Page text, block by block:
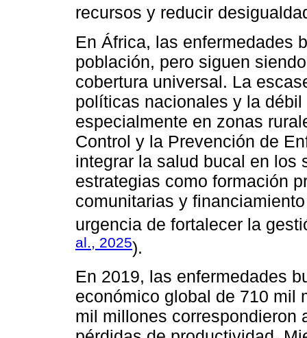
recursos y reducir
En África, las enfermedades
población, pero siguen
cobertura universal. La
políticas nacionales y la
especialmente en zonas
Control y la Prevención de
integrar la salud bucal en los
estrategias como formación
comunitarias y
urgencia de fortalecer la
al., 2025).
En 2019, las enfermedades
económico global de 710 mil
mil millones correspondieron